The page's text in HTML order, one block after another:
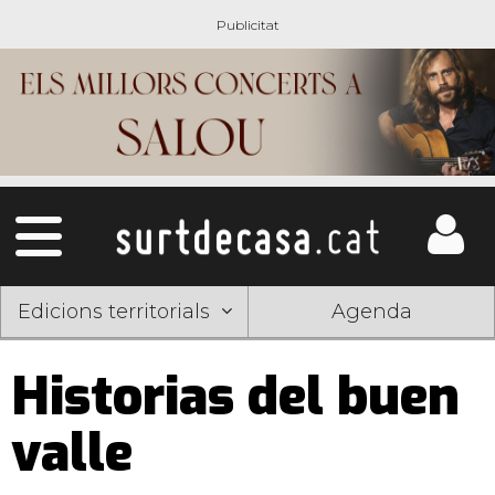
Edicions territorials Agenda
Historias del buen
valle